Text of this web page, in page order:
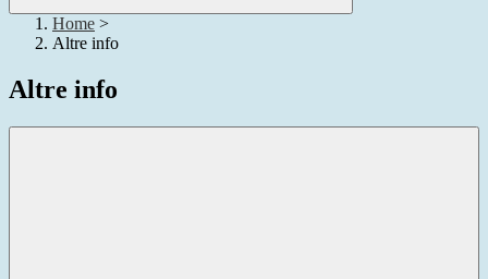
Home >
Altre info
Altre info